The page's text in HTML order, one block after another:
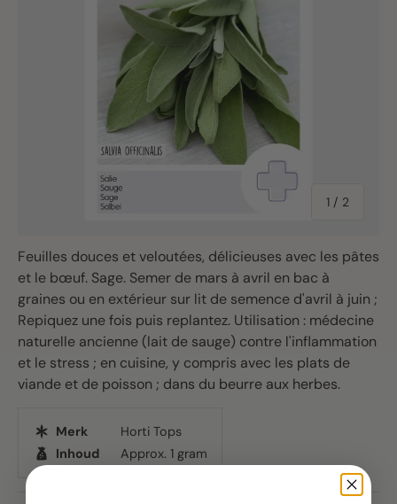
1 / of
2
Feuilles douces et veloutées, délicieuses avec les pâtes
et le bœuf. Sage. Semer de mars à avril en bac à
graines ou en extérieur sur lit de semence d'avril à juin ;
Repiquez une fois puis replantez. Utilisation : médecine
naturelle ancienne (lait de sauge) contre l'inflammation
et le stress ; en cuisine, y compris avec les plats de
viande et de poisson ; dans du beurre aux herbes.
Merk
Horti Tops
Inhoud
Approx. 1 gram